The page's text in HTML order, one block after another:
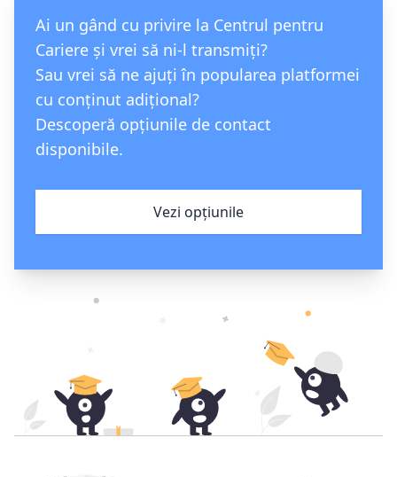
Ai un gând cu privire la Centrul pentru
Cariere și vrei să ni-l transmiți?
Sau vrei să ne ajuți în popularea platformei
cu conținut adițional?
Descoperă opțiunile de contact
disponibile.
Vezi opțiunile